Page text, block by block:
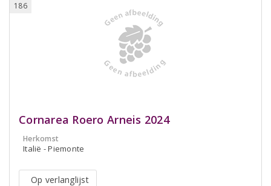
186
Cornarea Roero Arneis 2024
Herkomst
Italië - Piemonte
Op verlanglijst